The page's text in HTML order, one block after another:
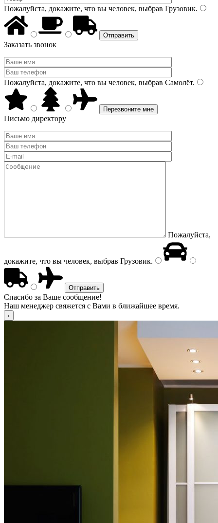
Пожалуйста, докажите, что вы человек, выбрав Грузовик.
Заказать звонок
Пожалуйста, докажите, что вы человек, выбрав Самолёт.
Письмо директору
Пожалуйста,
докажите, что вы человек, выбрав Грузовик.
Спасибо за Ваше сообщение!
Наш менеджер свяжется с Вами в ближайшее время.